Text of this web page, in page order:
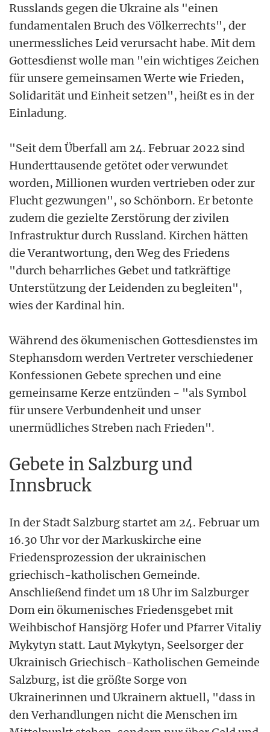
Russlands gegen die Ukraine als "einen
fundamentalen Bruch des Völkerrechts", der
unermessliches Leid verursacht habe. Mit dem
Gottesdienst wolle man "ein wichtiges Zeichen
für unsere gemeinsamen Werte wie Frieden,
Solidarität und Einheit setzen", heißt es in der
Einladung.
"Seit dem Überfall am 24. Februar 2022 sind
Hunderttausende getötet oder verwundet
worden, Millionen wurden vertrieben oder zur
Flucht gezwungen", so Schönborn. Er betonte
zudem die gezielte Zerstörung der zivilen
Infrastruktur durch Russland. Kirchen hätten
die Verantwortung, den Weg des Friedens
"durch beharrliches Gebet und tatkräftige
Unterstützung der Leidenden zu begleiten",
wies der Kardinal hin.
Während des ökumenischen Gottesdienstes im
Stephansdom werden Vertreter verschiedener
Konfessionen Gebete sprechen und eine
gemeinsame Kerze entzünden - "als Symbol
für unsere Verbundenheit und unser
unermüdliches Streben nach Frieden".
Gebete in Salzburg und
Innsbruck
In der Stadt Salzburg startet am 24. Februar um
16.30 Uhr vor der Markuskirche eine
Friedensprozession der ukrainischen
griechisch-katholischen Gemeinde.
Anschließend findet um 18 Uhr im Salzburger
Dom ein ökumenisches Friedensgebet mit
Weihbischof Hansjörg Hofer und Pfarrer Vitaliy
Mykytyn statt. Laut Mykytyn, Seelsorger der
Ukrainisch Griechisch-Katholischen Gemeinde
Salzburg, ist die größte Sorge von
Ukrainerinnen und Ukrainern aktuell, "dass in
den Verhandlungen nicht die Menschen im